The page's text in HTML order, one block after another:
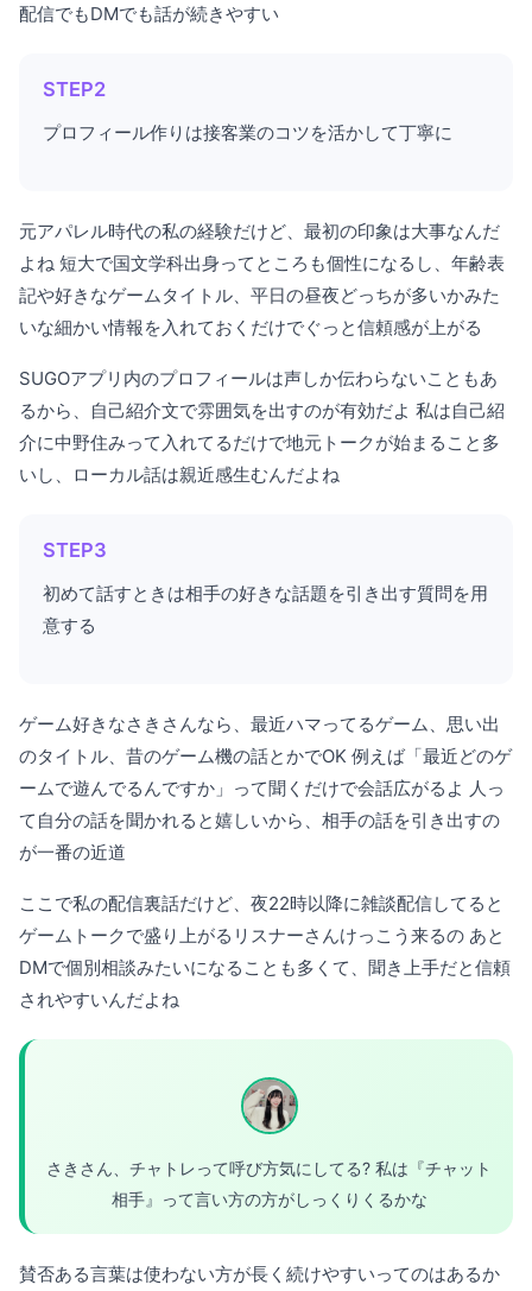
配信でもDMでも話が続きやすい
STEP2
プロフィール作りは接客業のコツを活かして丁寧に
元アパレル時代の私の経験だけど、最初の印象は大事なんだ
よね 短大で国文学科出身ってところも個性になるし、年齢表
記や好きなゲームタイトル、平日の昼夜どっちが多いかみた
いな細かい情報を入れておくだけでぐっと信頼感が上がる
SUGOアプリ内のプロフィールは声しか伝わらないこともあ
るから、自己紹介文で雰囲気を出すのが有効だよ 私は自己紹
介に中野住みって入れてるだけで地元トークが始まること多
いし、ローカル話は親近感生むんだよね
STEP3
初めて話すときは相手の好きな話題を引き出す質問を用
意する
ゲーム好きなさきさんなら、最近ハマってるゲーム、思い出
のタイトル、昔のゲーム機の話とかでOK 例えば「最近どのゲ
ームで遊んでるんですか」って聞くだけで会話広がるよ 人っ
て自分の話を聞かれると嬉しいから、相手の話を引き出すの
が一番の近道
ここで私の配信裏話だけど、夜22時以降に雑談配信してると
ゲームトークで盛り上がるリスナーさんけっこう来るの あと
DMで個別相談みたいになることも多くて、聞き上手だと信頼
されやすいんだよね
さきさん、チャトレって呼び方気にしてる? 私は『チャット
相手』って言い方の方がしっくりくるかな
賛否ある言葉は使わない方が長く続けやすいってのはあるか